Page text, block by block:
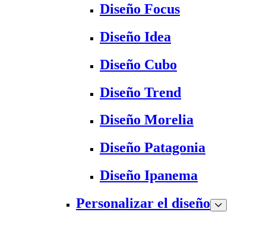
Diseño Focus
Diseño Idea
Diseño Cubo
Diseño Trend
Diseño Morelia
Diseño Patagonia
Diseño Ipanema
Personalizar el diseño